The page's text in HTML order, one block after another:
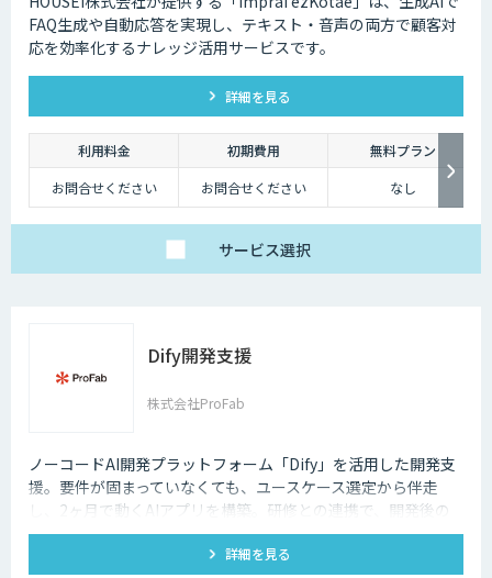
FAQ生成や自動応答を実現し、テキスト・音声の両方で顧客対
応を効率化するナレッジ活用サービスです。
詳細を見る
利用料金 初期費用
無料プラン
お問合せください
お問合せください なし
サービス選択
Dify開発支援
株式会社ProFab
ノーコードAI開発プラットフォーム「Dify」を活用した開発支
援。要件が固まっていなくても、ユースケース選定から伴走
し、2ヶ月で動くAIアプリを構築。研修との連携で、開発後の
内製化・自走までサポートします。
詳細を見る